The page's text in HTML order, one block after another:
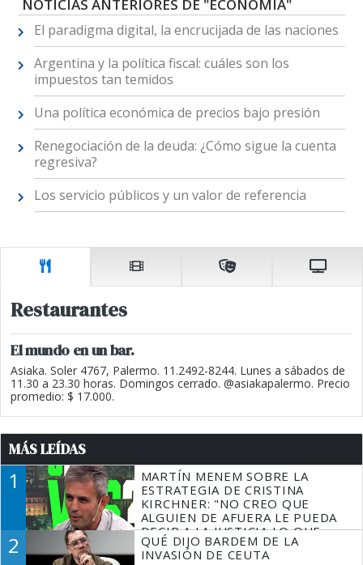
NOTICIAS ANTERIORES DE "ECONOMÍA"
El paradigma digital, la encrucijada de las naciones
Argentina y la política fiscal: cuáles son los
impuestos tan temidos
Una política económica de precios bajo presión
Renegociación de la deuda: ¿Cómo sigue la cuenta
regresiva?
Los servicio públicos y un valor de referencia
Restaurantes
El mundo en un bar.
Asiaka. Soler 4767, Palermo. 11.2492-8244. Lunes a sábados de
11.30 a 23.30 horas. Domingos cerrado. @asiakapalermo. Precio
promedio: $ 17.000.
MÁS LEÍDAS
1
MARTÍN MENEM SOBRE LA
ESTRATEGIA DE CRISTINA
KIRCHNER: "NO CREO QUE
ALGUIEN DE AFUERA LE PUEDA
DECIR A LA JUSTICIA LO QUE
TIENE QUE HACER"
2
QUÉ DIJO BARDEM DE LA
INVASIÓN DE CEUTA